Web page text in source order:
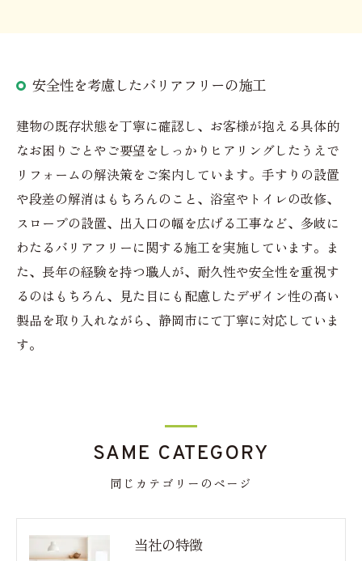
安全性を考慮したバリアフリーの施工
建物の既存状態を丁寧に確認し、お客様が抱える具体的
なお困りごとやご要望をしっかりヒアリングしたうえで
リフォームの解決策をご案内しています。手すりの設置
や段差の解消はもちろんのこと、浴室やトイレの改修、
スロープの設置、出入口の幅を広げる工事など、多岐に
わたるバリアフリーに関する施工を実施しています。ま
た、長年の経験を持つ職人が、耐久性や安全性を重視す
るのはもちろん、見た目にも配慮したデザイン性の高い
製品を取り入れながら、静岡市にて丁寧に対応していま
す。
同じカテゴリーのページ
SAME CATEGORY
当社の特徴